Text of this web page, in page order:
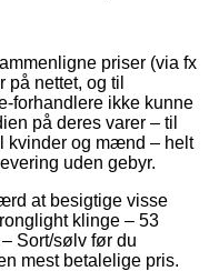
priser (via fx
nettet, og til
forhandlere ikke kunne
på deres varer – til
kvinder og mænd – helt
uden gebyr.
at besigtige visse
klinge – 53
Sort/sølv før du
mest betalelige pris.